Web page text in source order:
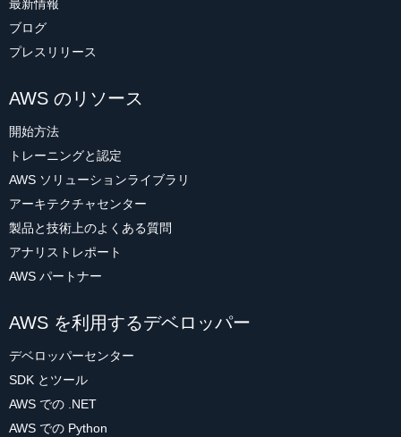
最新情報
ブログ
プレスリリース
AWS のリソース
開始方法
トレーニングと認定
AWS ソリューションライブラリ
アーキテクチャセンター
製品と技術上のよくある質問
アナリストレポート
AWS パートナー
AWS を利用するデベロッパー
デベロッパーセンター
SDK とツール
AWS での .NET
AWS での Python